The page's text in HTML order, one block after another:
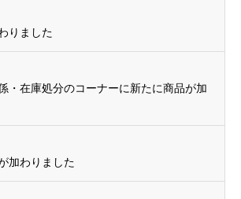
りました
・在庫処分のコーナーに新たに商品が加
加わりました